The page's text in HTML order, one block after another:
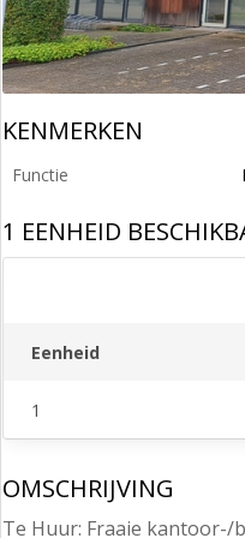
KENMERKEN
Functie
1 EENHEID
Eenheid
1
OMSCHRIJVING
Te Huur: Fraaie kantoor-/